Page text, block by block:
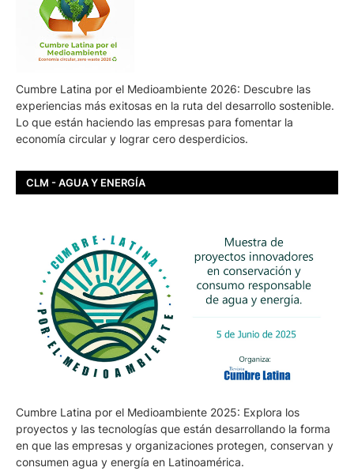
Cumbre Latina por el Medioambiente 2026: Descubre las
experiencias más exitosas en la ruta del desarrollo sostenible.
Lo que están haciendo las empresas para fomentar la
economía circular y lograr cero desperdicios.
CLM - AGUA Y ENERGÍA
Cumbre Latina por el Medioambiente 2025: Explora los
proyectos y las tecnologías que están desarrollando la forma
en que las empresas y organizaciones protegen, conservan y
consumen agua y energía en Latinoamérica.